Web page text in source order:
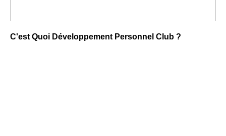
C'est Quoi Développement Personnel Club ?